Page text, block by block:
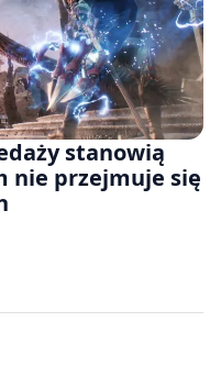
stanowią
nie przejmuje się